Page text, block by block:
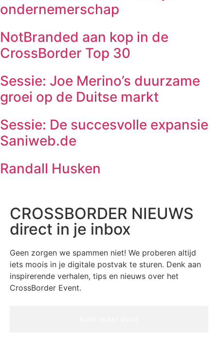
ondernemerschap
NotBranded aan kop in de
CrossBorder Top 30
Sessie: Joe Merino’s duurzame
groei op de Duitse markt
Sessie: De succesvolle expansie
Saniweb.de
Randall Husken
CROSSBORDER NIEUWS
direct in je inbox
Geen zorgen we spammen niet! We proberen altijd
iets moois in je digitale postvak te sturen. Denk aan
inspirerende verhalen, tips en nieuws over het
CrossBorder Event.